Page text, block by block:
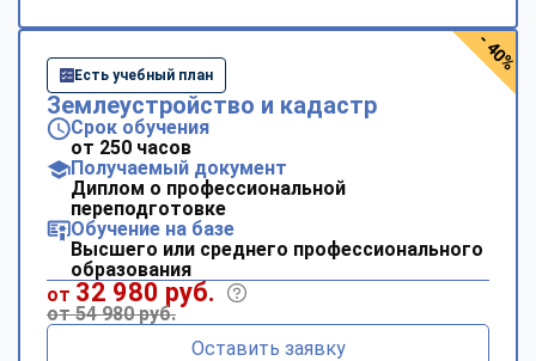
Есть учебный план
Землеустройство и кадастр
Срок обучения
от 250 часов
Получаемый документ
Диплом о профессиональной
переподготовке
Обучение на базе
Высшего или среднего профессионального
образования
от 32 980 руб.
от 54 980 руб.
Оставить заявку
- 40%